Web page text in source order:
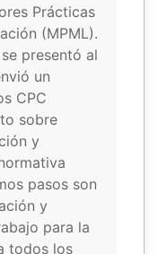
Prácticas
(MPML).
presentó al
un
CPC
sobre
y
pasos son
y
para la
todos los